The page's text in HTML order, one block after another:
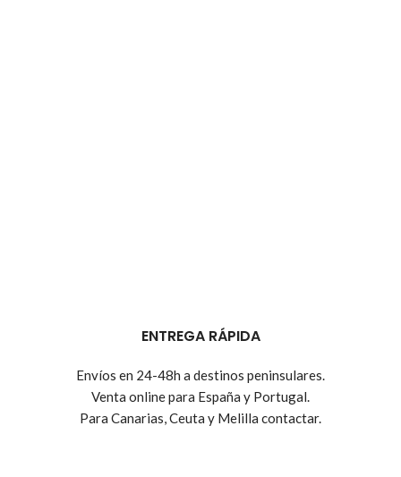
ENTREGA RÁPIDA
Envíos en 24-48h a destinos peninsulares.
Venta online para España y Portugal.
Para Canarias, Ceuta y Melilla contactar.